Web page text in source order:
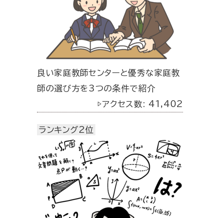
良い家庭教師センターと優秀な家庭教
師の選び方を3つの条件で紹介
▷アクセス数: 41,402
ランキング2位